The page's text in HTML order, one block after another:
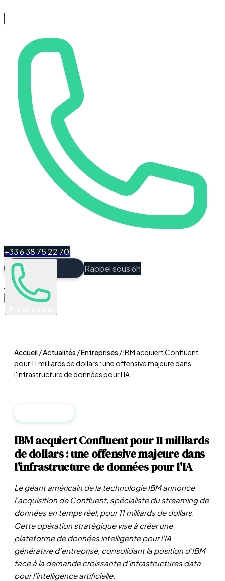
+33 6 38 75 22 70
Rappel sous 6h
Espace Client
Accueil/Actualités /Entreprises /IBM acquiert Confluent
pour 11 milliards de dollars : une offensive majeure dans
l'infrastructure de données pour l'IA
IBM acquiert Confluent pour 11 milliards
de dollars : une offensive majeure dans
l'infrastructure de données pour l'IA
Le géant américain de la technologie IBM annonce
l'acquisition de Confluent, spécialiste du streaming de
données en temps réel, pour 11 milliards de dollars.
Cette opération stratégique vise à créer une
plateforme de données intelligente pour l'IA
générative d'entreprise, consolidant la position d'IBM
face à la demande croissante d'infrastructures data
pour l'intelligence artificielle.